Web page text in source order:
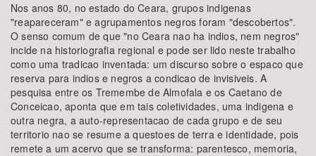
Nos anos 80, no estado do Ceara, grupos indigenas
"reapareceram" e agrupamentos negros foram "descobertos".
O senso comum de que "no Ceara nao ha indios, nem negros"
incide na historiografia regional e pode ser lido neste trabalho
como uma tradicao inventada: um discurso sobre o espaco que
reserva para indios e negros a condicao de invisiveis. A
pesquisa entre os Tremembe de Almofala e os Caetano de
Conceicao, aponta que em tais coletividades, uma indigena e
outra negra, a auto-representacao de cada grupo e de seu
territorio nao se resume a questoes de terra e identidade, pois
remete a um acervo que se transforma: parentesco, memoria,